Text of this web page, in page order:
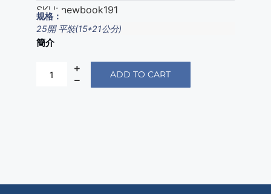
SKU: newbook191
规格：
25開 平裝(15*21公分)
簡介
ADD TO CART